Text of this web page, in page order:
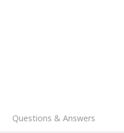
Questions & Answers